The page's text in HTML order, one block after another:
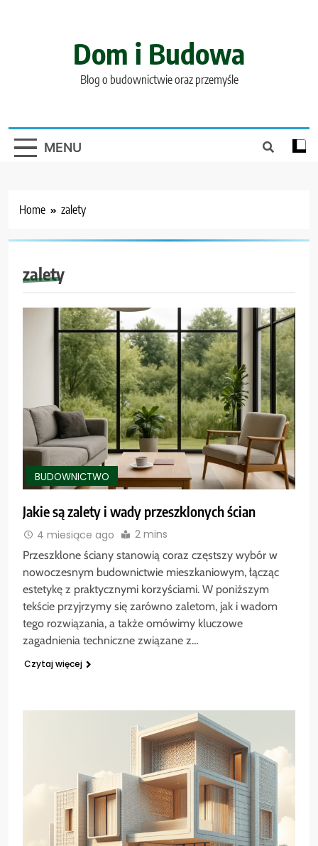
Dom i Budowa
Blog o budownictwie oraz przemyśle
MENU
Home zalety
zalety
BUDOWNICTWO
Jakie są zalety i wady przeszklonych ścian
4 miesiące ago 2 mins
Przeszklone ściany stanowią coraz częstszy wybór w
nowoczesnym budownictwie mieszkaniowym, łącząc
estetykę z praktycznymi korzyściami. W poniższym
tekście przyjrzymy się zarówno zaletom, jak i wadom
tego rozwiązania, a także omówimy kluczowe
zagadnienia techniczne związane z…
Czytaj więcej